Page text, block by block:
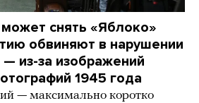
снять «Яблоко»
обвиняют в нарушении
— из-за изображений
1945 года
— максимально коротко